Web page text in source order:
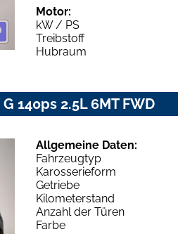
Motor:
kW / PS
Treibstoff
Hubraum
140ps 2.5L 6MT FWD
Allgemeine Daten:
Fahrzeugtyp
Karosserieform
Getriebe
Kilometerstand
Anzahl der Türen
Farbe